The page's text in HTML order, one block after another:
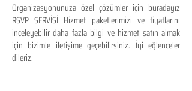
Organizasyonunuza özel çözümler için buradayız
RSVP SERVİSİ Hizmet paketlerimizi ve fiyatlarını
inceleyebilir daha fazla bilgi ve hizmet satın almak
için bizimle iletişime geçebilirsiniz. İyi eğlenceler
dileriz.